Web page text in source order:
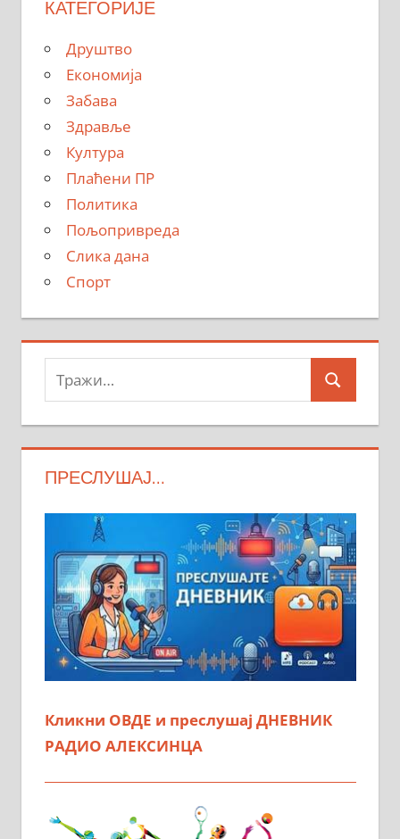
КАТЕГОРИЈЕ
Друштво
Економија
Забава
Здравље
Култура
Плаћени ПР
Политика
Пољопривреда
Слика дана
Спорт
Тражи:
Search
ПРЕСЛУШАЈ…
Кликни ОВДЕ и преслушај ДНЕВНИК
РАДИО АЛЕКСИНЦА